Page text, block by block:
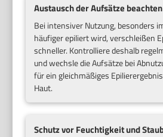
Austausch der Aufsätze beachten
Bei intensiver Nutzung, besonders
häufiger epiliert wird, verschleißen
schneller. Kontrolliere deshalb
und wechsle die Aufsätze bei
für ein gleichmäßiges
Haut.
Schutz vor Feuchtigkeit und